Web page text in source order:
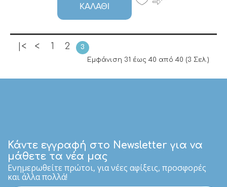
ΚΑΛΆΘΙ
|< < 1 2
3
Εμφάνιση 31 έως 40 από 40 (3 Σελ.)
Κάντε εγγραφή στο Newsletter για να
μάθετε τα νέα μας
Eνημερωθείτε πρώτοι, για νέες αφίξεις, προσφορές
και άλλα πολλά!